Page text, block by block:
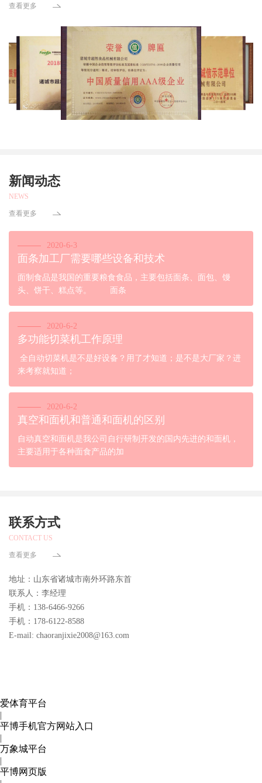
查看更多
新闻动态
NEWS
查看更多
2020-6-3
面条加工厂需要哪些设备和技术
面制食品是我国的重要粮食食品，主要包括面条、面包、馒
头、饼干、糕点等。 面条
2020-6-2
多功能切菜机工作原理
全自动切菜机是不是好设备？用了才知道；是不是大厂家？进
来考察就知道；
2020-6-2
真空和面机和普通和面机的区别
自动真空和面机是我公司自行研制开发的国内先进的和面机，
主要适用于各种面食产品的加
联系方式
CONTACT US
查看更多
地址：山东省诸城市南外环路东首
联系人：李经理
手机：138-6466-9266
手机：178-6122-8588
E-mail: chaoranjixie2008@163.com
爱体育平台
|
平博手机官方网站入口
|
万象城平台
|
平博网页版